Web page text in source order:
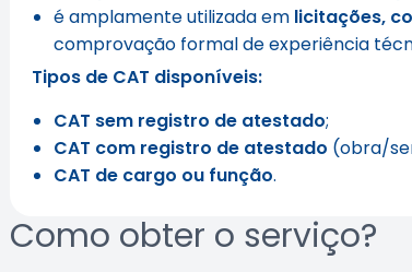
é amplamente utilizada em licitações,
comprovação formal de experiência
Tipos de CAT disponíveis:
CAT sem registro de atestado;
CAT com registro de atestado (obra/
CAT de cargo ou função.
Como obter o serviço?